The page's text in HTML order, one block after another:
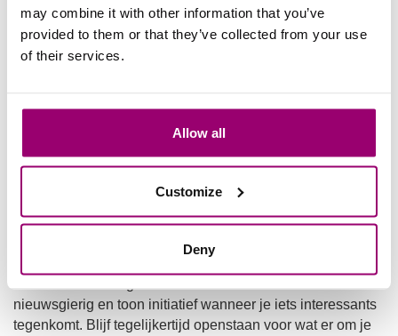
may combine it with other information that you’ve
provided to them or that they’ve collected from your use
of their services.
Allow all
Customize
Deny
langetermijnduurzaamheid. Tegelijkertijd wil ik me blijven
ontwikkelen, omdat ik ervan overtuigd ben dat openstaan
voor nieuwe ideeën essentieel is in een voortdurend
ondernemende blik in de foodindustrie te brengen.
Daarnaast wil ik anderen inspireren om hun comfortzone te
verlaten en eigenaarschap te nemen over hun eigen groei,
net zoals ik dat gedurende mijn reis heb geleerd.
Keirans tips
nieuwsgierig en toon initiatief wanneer je iets interessants
tegenkomt. Blijf tegelijkertijd openstaan voor wat er om je